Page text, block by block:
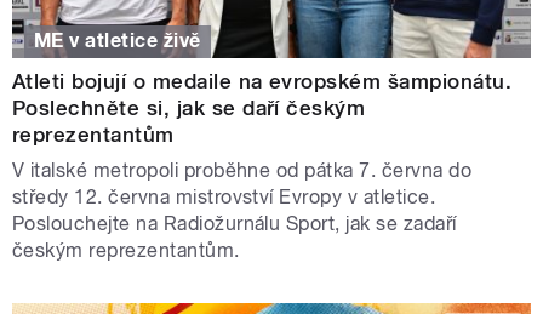
ME v atletice živě
Atleti bojují o medaile na evropském šampionátu.
Poslechněte si, jak se daří českým
reprezentantům
V italské metropoli proběhne od pátka 7. června do
středy 12. června mistrovství Evropy v atletice.
Poslouchejte na Radiožurnálu Sport, jak se zadaří
českým reprezentantům.